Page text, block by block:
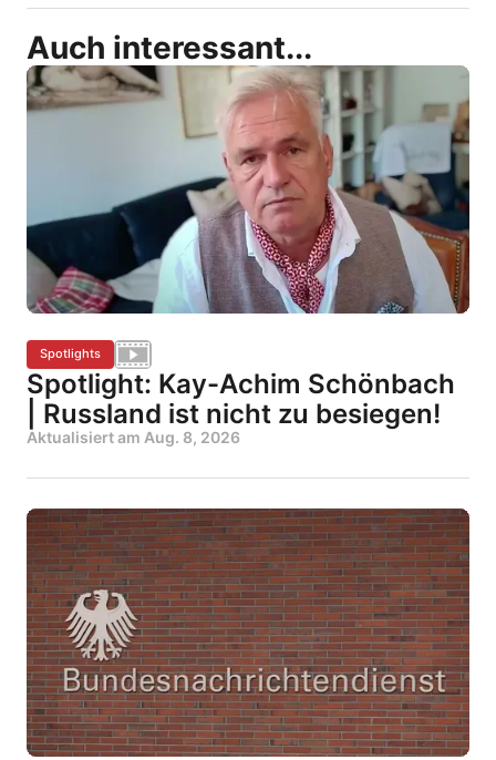
Auch interessant...
Spotlights
Spotlight: Kay-Achim Schönbach
| Russland ist nicht zu besiegen!
Aktualisiert am Aug. 8, 2026